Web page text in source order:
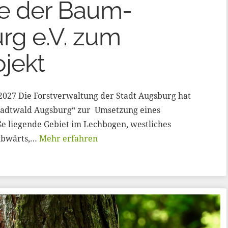
der Baum-
e.V. zum
Die Forstverwaltung der Stadt Augsburg hat
Augsburg“ zur Umsetzung eines
liegende Gebiet im Lechbogen, westliches
Mehr erfahren